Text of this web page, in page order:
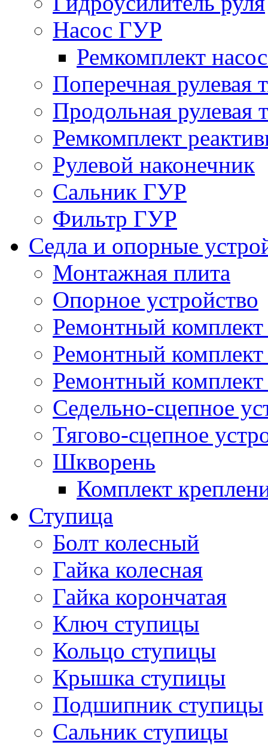
Насос ГУР
Ремкомплект
Поперечная рулевая
Продольная рулевая
Ремкомплект
Рулевой наконечник
Сальник ГУР
Фильтр ГУР
Седла и опорные
Монтажная плита
Опорное устройство
Ремонтный комплект
Ремонтный
Ремонтный комплект
Седельно-сцепное
Тягово-сцепное
Шкворень
Комплект
Ступица
Болт колесный
Гайка колесная
Гайка корончатая
Ключ ступицы
Кольцо ступицы
Крышка ступицы
Подшипник ступицы
Сальник ступицы